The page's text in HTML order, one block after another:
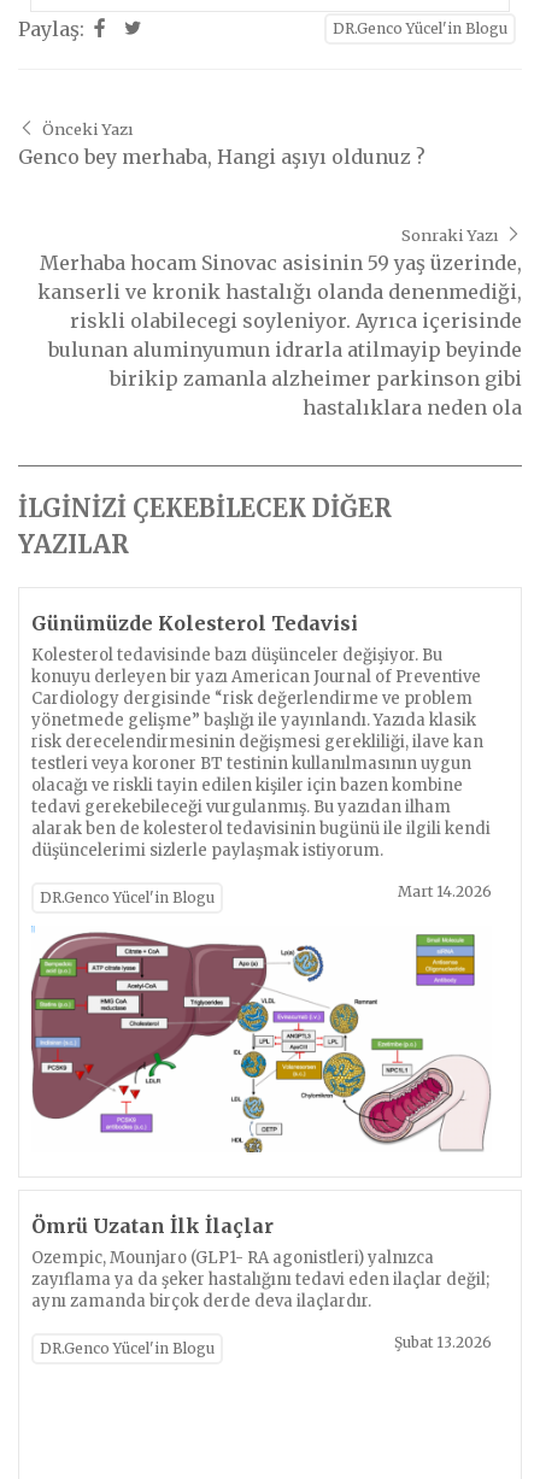
Paylaş: DR.Genco Yücel'in Blogu
Önceki Yazı
Genco bey merhaba, Hangi aşıyı oldunuz ?
Sonraki Yazı
Merhaba hocam Sinovac asisinin 59 yaş üzerinde,
kanserli ve kronik hastalığı olanda denenmediği,
riskli olabilecegi soyleniyor. Ayrıca içerisinde
bulunan aluminyumun idrarla atilmayip beyinde
birikip zamanla alzheimer parkinson gibi
hastalıklara neden ola
İLGİNİZİ ÇEKEBİLECEK DİĞER
YAZILAR
Günümüzde Kolesterol Tedavisi
Kolesterol tedavisinde bazı düşünceler değişiyor. Bu
konuyu derleyen bir yazı American Journal of Preventive
Cardiology dergisinde “risk değerlendirme ve problem
yönetmede gelişme” başlığı ile yayınlandı. Yazıda klasik
risk derecelendirmesinin değişmesi gerekliliği, ilave kan
testleri veya koroner BT testinin kullanılmasının uygun
olacağı ve riskli tayin edilen kişiler için bazen kombine
tedavi gerekebileceği vurgulanmış. Bu yazıdan ilham
alarak ben de kolesterol tedavisinin bugünü ile ilgili kendi
düşüncelerimi sizlerle paylaşmak istiyorum.
DR.Genco Yücel'in Blogu Mart 14.2026
Ömrü Uzatan İlk İlaçlar
Ozempic, Mounjaro (GLP1- RA agonistleri) yalnızca
zayıflama ya da şeker hastalığını tedavi eden ilaçlar değil;
aynı zamanda birçok derde deva ilaçlardır.
DR.Genco Yücel'in Blogu Şubat 13.2026